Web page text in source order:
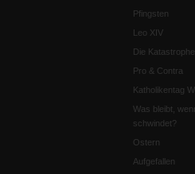
Pfingsten
Leo XIV
Die
Pro & Contra
Katholikentag
Was bleibt,
schwindet?
Ostern
Aufgefallen